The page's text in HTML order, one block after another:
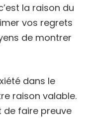
la raison du
vos regrets
de montrer
dans le
raison valable.
de faire preuve